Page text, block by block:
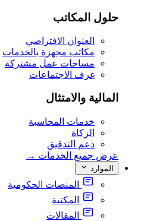
حلول المكاتب
العنوان الافتراضي
مكاتب مجهزة بالخدمات
مساحات عمل مشتركة
غرف الاجتماعات
المالية والامتثال
خدمات المحاسبة
الزكاة
دعم التدقيق
عرض جميع الخدمات →
الموارد
المنصات الحكومية
المكتبة
المقالات